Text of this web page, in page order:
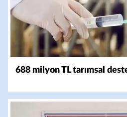
688 milyon TL tarımsal